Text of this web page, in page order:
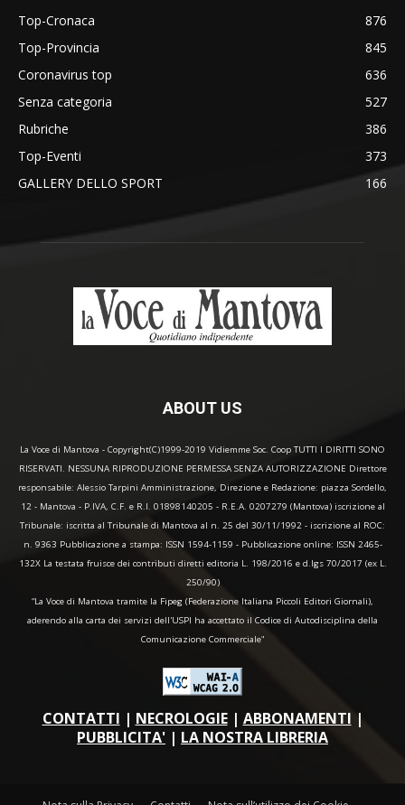
Top-Cronaca
876
Top-Provincia
845
Coronavirus top
636
Senza categoria
527
Rubriche
386
Top-Eventi
373
GALLERY DELLO SPORT
166
ABOUT US
La Voce di Mantova - Copyright(C)1999-2019 Vidiemme Soc. Coop TUTTI I DIRITTI SONO
RISERVATI. NESSUNA RIPRODUZIONE PERMESSA SENZA AUTORIZZAZIONE Direttore
responsabile: Alessio Tarpini Amministrazione, Direzione e Redazione: piazza Sordello,
12 - Mantova - P.IVA, C.F. e R.I. 01898140205 - R.E.A. 0207279 (Mantova) iscrizione al
Tribunale: iscritta al Tribunale di Mantova al n. 25 del 30/11/1992 - iscrizione al ROC:
n. 9363 Pubblicazione a stampa: ISSN 1594-1159 - Pubblicazione online: ISSN 2465-
132X La testata fruisce dei contributi diretti editoria L. 198/2016 e d.lgs 70/2017 (ex L.
250/90)
“La Voce di Mantova tramite la Fipeg (Federazione Italiana Piccoli Editori Giornali),
aderendo alla carta dei servizi dell'USPI ha accettato il Codice di Autodisciplina della
Comunicazione Commerciale"
CONTATTI | NECROLOGIE| ABBONAMENTI |
PUBBLICITA' | LA NOSTRA LIBRERIA